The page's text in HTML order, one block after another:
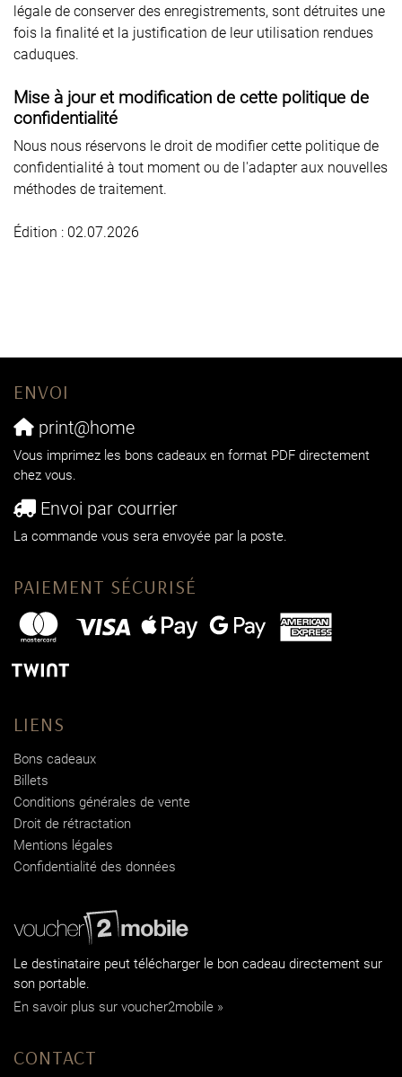
légale de conserver des enregistrements, sont détruites une
fois la finalité et la justification de leur utilisation rendues
caduques.
Mise à jour et modification de cette politique de
confidentialité
Nous nous réservons le droit de modifier cette politique de
confidentialité à tout moment ou de l'adapter aux nouvelles
méthodes de traitement.
Édition : 02.07.2026
ENVOI
print@home
Vous imprimez les bons cadeaux en format PDF directement
chez vous.
Envoi par courrier
La commande vous sera envoyée par la poste.
PAIEMENT SÉCURISÉ
LIENS
Bons cadeaux
Billets
Conditions générales de vente
Droit de rétractation
Mentions légales
Confidentialité des données
Le destinataire peut télécharger le bon cadeau directement sur
son portable.
En savoir plus sur voucher2mobile »
CONTACT